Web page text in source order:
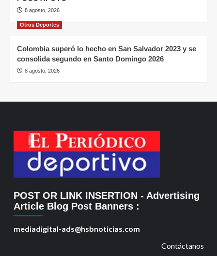
8 agosto, 2026
Otros Deportes
Colombia superó lo hecho en San Salvador 2023 y se
consolida segundo en Santo Domingo 2026
8 agosto, 2026
POST OR LINK INSERTION - Advertising
Article Blog Post Banners :
mediadigital-ads@hsbnoticias.com
Contáctanos